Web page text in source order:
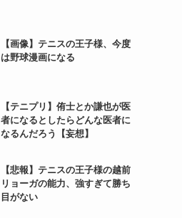
【画像】テニスの王子様、今度
は野球漫画になる
【テニプリ】侑士とか謙也が医
者になるとしたらどんな医者に
なるんだろう【妄想】
【悲報】テニスの王子様の越前
リョーガの能力、強すぎて勝ち
目がない